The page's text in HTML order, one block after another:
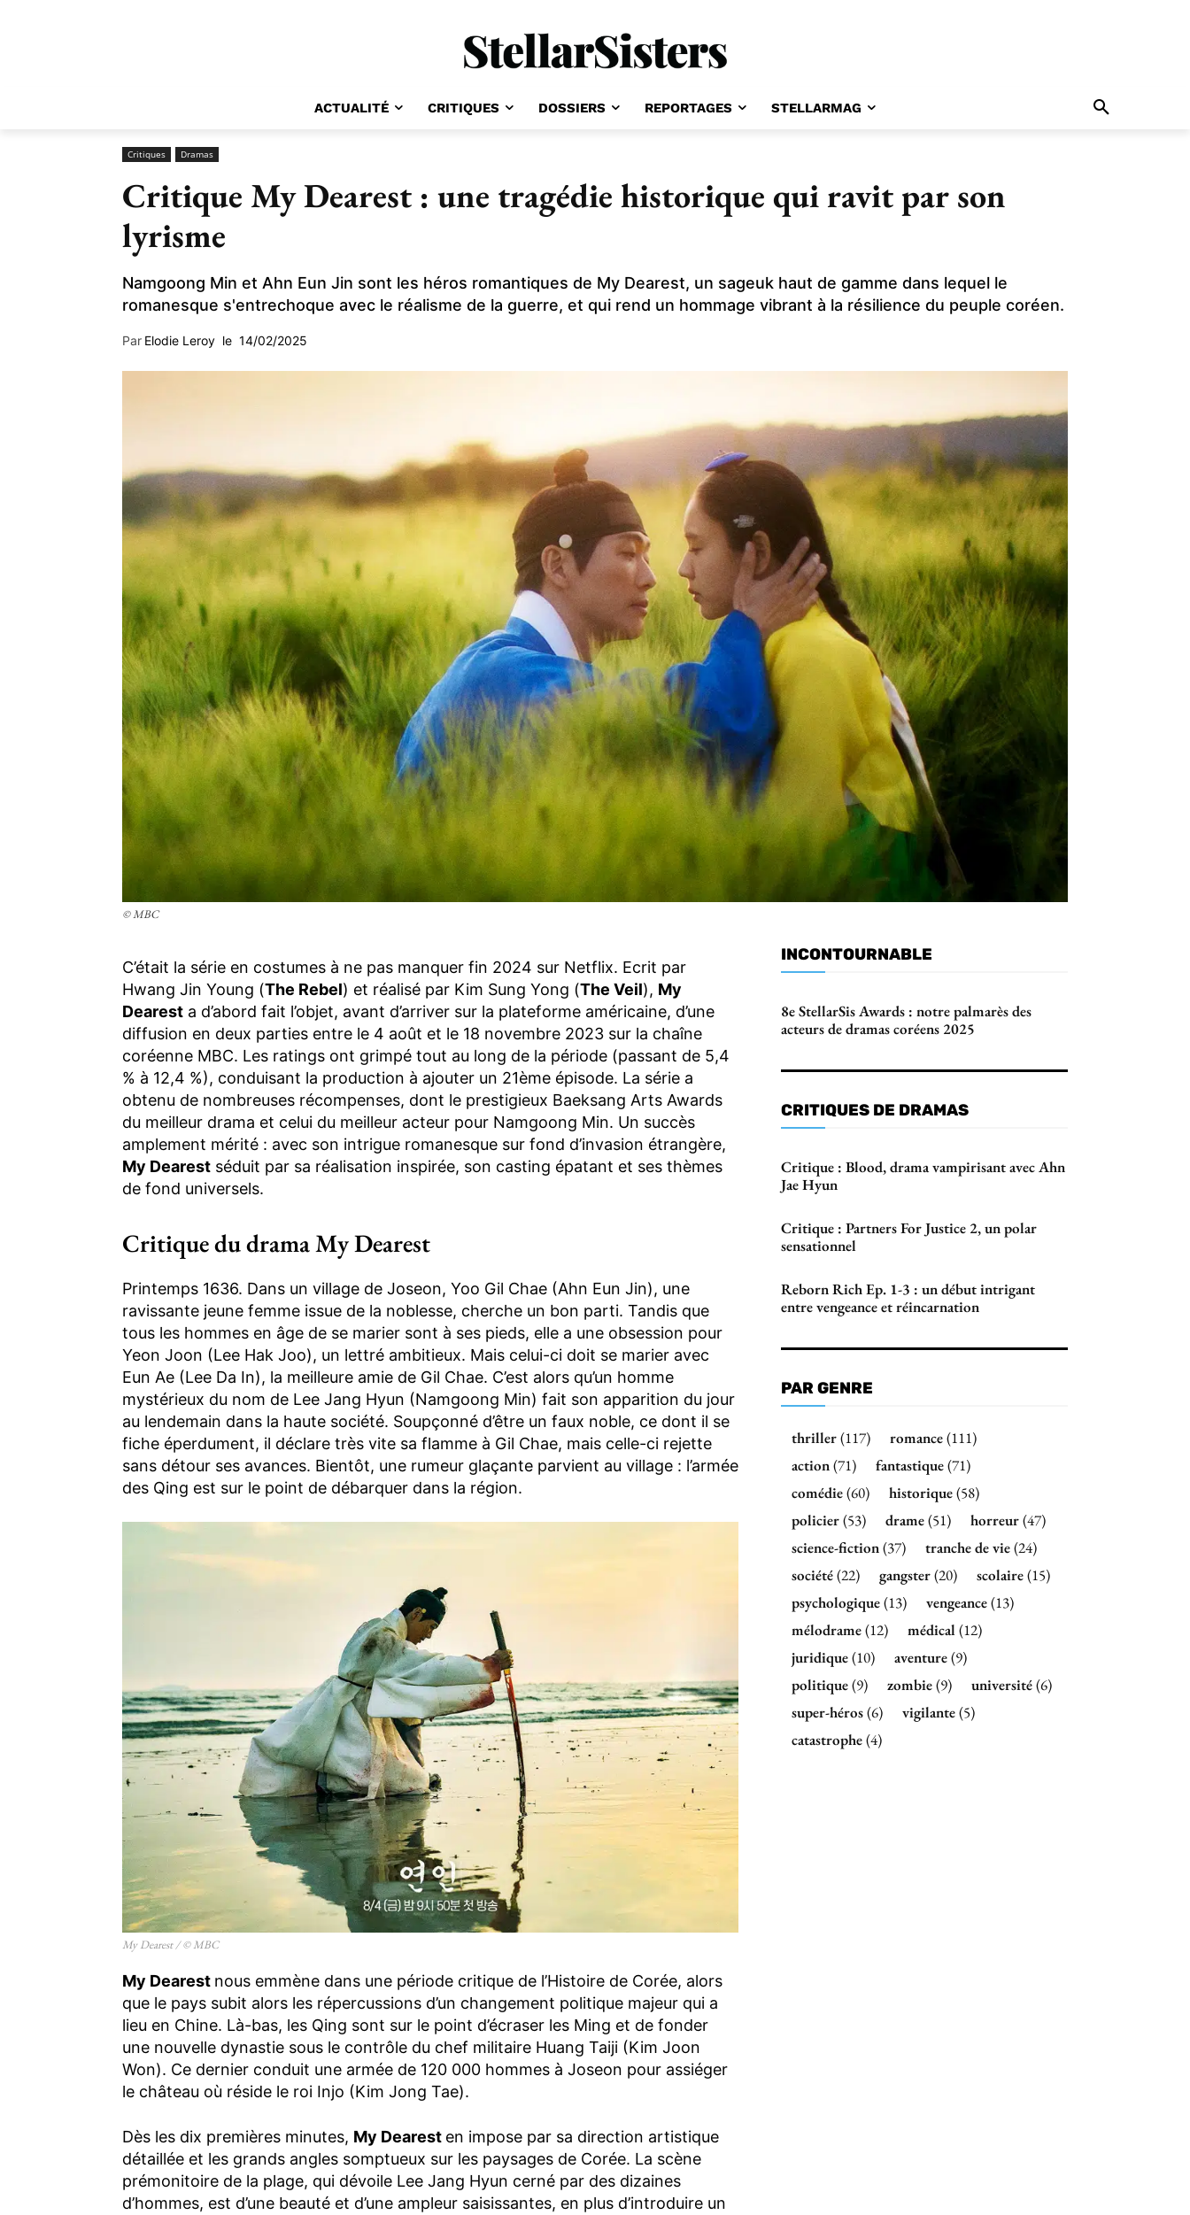
ACTUALITÉ CRITIQUES DOSSIERS REPORTAGES STELLARMAG
Critiques Dramas
Critique My Dearest : une tragédie historique qui ravit par son
lyrisme
Namgoong Min et Ahn Eun Jin sont les héros romantiques de My Dearest, un sageuk haut de gamme dans lequel le
romanesque s'entrechoque avec le réalisme de la guerre, et qui rend un hommage vibrant à la résilience du peuple coréen.
Par Elodie Leroy le 14/02/2025
© MBC
C’était la série en costumes à ne pas manquer fin 2024 sur Netflix. Ecrit par
Hwang Jin Young (The Rebel) et réalisé par Kim Sung Yong (The Veil), My
Dearest a d’abord fait l’objet, avant d’arriver sur la plateforme américaine, d’une
diffusion en deux parties entre le 4 août et le 18 novembre 2023 sur la chaîne
coréenne MBC. Les ratings ont grimpé tout au long de la période (passant de 5,4
% à 12,4 %), conduisant la production à ajouter un 21ème épisode. La série a
obtenu de nombreuses récompenses, dont le prestigieux Baeksang Arts Awards
du meilleur drama et celui du meilleur acteur pour Namgoong Min. Un succès
amplement mérité : avec son intrigue romanesque sur fond d’invasion étrangère,
My Dearest séduit par sa réalisation inspirée, son casting épatant et ses thèmes
de fond universels.
Critique du drama My Dearest
Printemps 1636. Dans un village de Joseon, Yoo Gil Chae (Ahn Eun Jin), une
ravissante jeune femme issue de la noblesse, cherche un bon parti. Tandis que
tous les hommes en âge de se marier sont à ses pieds, elle a une obsession pour
Yeon Joon (Lee Hak Joo), un lettré ambitieux. Mais celui-ci doit se marier avec
Eun Ae (Lee Da In), la meilleure amie de Gil Chae. C’est alors qu’un homme
mystérieux du nom de Lee Jang Hyun (Namgoong Min) fait son apparition du jour
au lendemain dans la haute société. Soupçonné d’être un faux noble, ce dont il se
fiche éperdument, il déclare très vite sa flamme à Gil Chae, mais celle-ci rejette
sans détour ses avances. Bientôt, une rumeur glaçante parvient au village : l’armée
des Qing est sur le point de débarquer dans la région.
My Dearest / © MBC
My Dearest nous emmène dans une période critique de l’Histoire de Corée, alors
que le pays subit alors les répercussions d’un changement politique majeur qui a
lieu en Chine. Là-bas, les Qing sont sur le point d’écraser les Ming et de fonder
une nouvelle dynastie sous le contrôle du chef militaire Huang Taiji (Kim Joon
Won). Ce dernier conduit une armée de 120 000 hommes à Joseon pour assiéger
le château où réside le roi Injo (Kim Jong Tae).
Dès les dix premières minutes, My Dearest en impose par sa direction artistique
détaillée et les grands angles somptueux sur les paysages de Corée. La scène
prémonitoire de la plage, qui dévoile Lee Jang Hyun cerné par des dizaines
d’hommes, est d’une beauté et d’une ampleur saisissantes, en plus d’introduire un
INCONTOURNABLE
8e StellarSis Awards : notre palmarès des
acteurs de dramas coréens 2025
CRITIQUES DE DRAMAS
Critique : Blood, drama vampirisant avec Ahn
Jae Hyun
Critique : Partners For Justice 2, un polar
sensationnel
Reborn Rich Ep. 1-3 : un début intrigant
entre vengeance et réincarnation
PAR GENRE
thriller(117) romance(111)
action(71) fantastique(71)
comédie(60) historique(58)
policier(53) drame(51) horreur(47)
science-fiction(37) tranche de vie(24)
société(22) gangster(20) scolaire(15)
psychologique(13) vengeance(13)
mélodrame(12) médical(12)
juridique(10) aventure(9)
politique(9) zombie(9) université(6)
super-héros(6) vigilante(5)
catastrophe(4)